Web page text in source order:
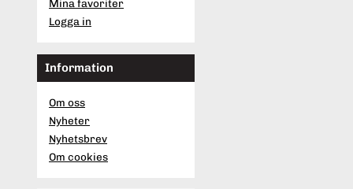
Mina favoriter
Logga in
Information
Om oss
Nyheter
Nyhetsbrev
Om cookies